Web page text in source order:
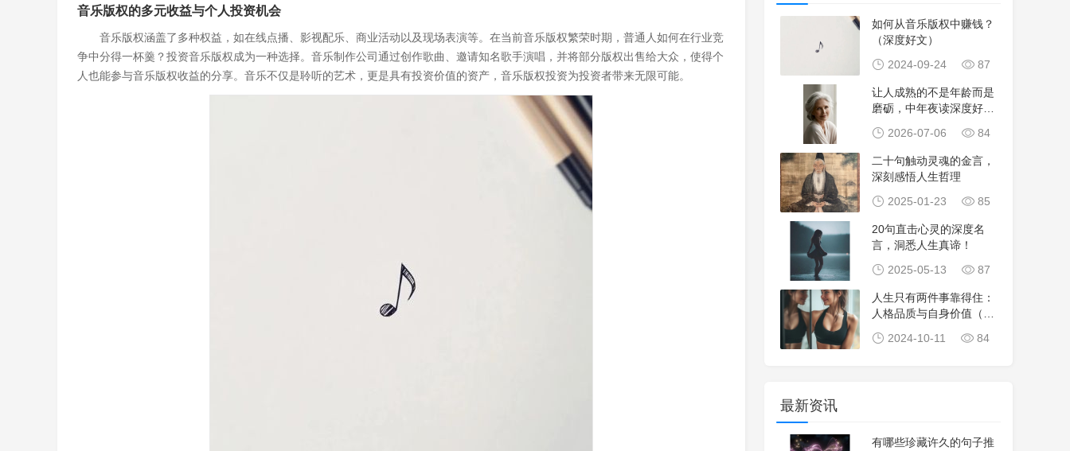
音乐版权的多元收益与个人投资机会
音乐版权涵盖了多种权益，如在线点播、影视配乐、商业活动以及现场表演等。在当前音乐版权繁荣时期，普通人如何在行业竞
争中分得一杯羹？投资音乐版权成为一种选择。音乐制作公司通过创作歌曲、邀请知名歌手演唱，并将部分版权出售给大众，使得个
人也能参与音乐版权收益的分享。音乐不仅是聆听的艺术，更是具有投资价值的资产，音乐版权投资为投资者带来无限可能。
如何从音乐版权中赚钱？
（深度好文）
2024-09-24
87
让人成熟的不是年龄而是
磨砺，中年夜读深度好
2026-07-06 84
二十句触动灵魂的金言，
深刻感悟人生哲理
2025-01-23
85
20句直击心灵的深度名
言，洞悉人生真谛！
2025-05-13
87
人生只有两件事靠得住：
人格品质与自身价值（深
2024-10-11 84
最新资讯
有哪些珍藏许久的句子推